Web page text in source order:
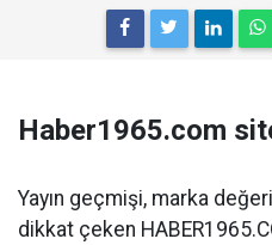
Haber1965.com
Yayın geçmişi, marka
dikkat çeken